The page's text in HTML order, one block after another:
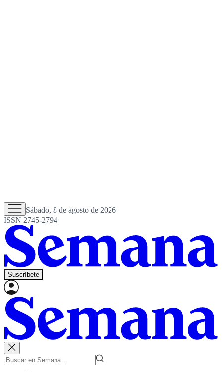
Sábado, 8 de agosto de 2026
ISSN 2745-2794
Suscríbete